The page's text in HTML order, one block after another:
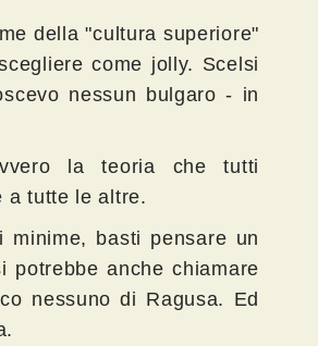
della "cultura superiore"
come jolly. Scelsi
nessun bulgaro - in
la teoria che tutti
a tutte le altre.
basti pensare un
potrebbe anche chiamare
nessuno di Ragusa. Ed